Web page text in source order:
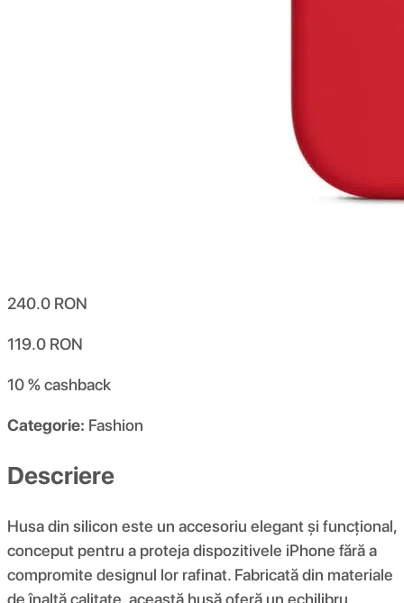
240.0 RON
119.0 RON
10 %cashback
Categorie: Fashion
Descriere
Husa din silicon este un accesoriu elegant și funcțional,
conceput pentru a proteja dispozitivele iPhone fără a
compromite designul lor rafinat. Fabricată din materiale
de înaltă calitate, această husă oferă un echilibru